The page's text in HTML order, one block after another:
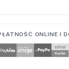
ONLINE I